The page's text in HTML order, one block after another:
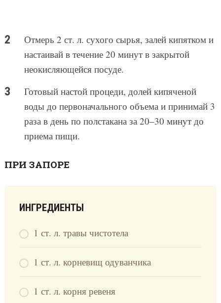
Отмерь 2 ст. л. сухого сырья, залей кипятком и
настаивай в течение 20 минут в закрытой
неокисляющейся посуде.
Готовый настой процеди, долей кипяченой
воды до первоначального объема и принимай 3
раза в день по полстакана за 20–30 минут до
приема пищи.
ПРИ ЗАПОРЕ
ИНГРЕДИЕНТЫ
1 ст. л. травы чистотела
1 ст. л. корневищ одуванчика
1 ст. л. корня ревеня